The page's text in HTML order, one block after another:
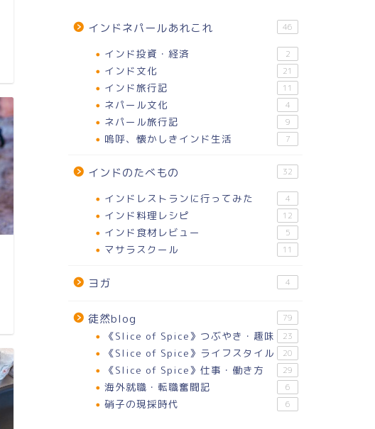
【パウバジ】ストリートで食べる絶
品インド流カレーパン｜インド料理
データベース#5
インド文化
注目の競争馬「ジャンタルマンタ
ル」、その名の由来はインドの世界
遺産だった【インドネタ】
02/04/2024
インドネパールあれこれ 46
インド投資・経済 2
インド文化 21
インド旅行記 11
ネパール文化 4
ネパール旅行記 9
嗚呼、懐かしきインド生活 7
インドのたべもの 32
インドレストランに行ってみた 4
インド料理レシピ 12
インド食材レビュー 5
マサラスクール 11
ヨガ 4
徒然blog 79
《Slice of Spice》つぶやき・趣味 23
《Slice of Spice》ライフスタイル 20
《Slice of Spice》仕事・働き方 29
海外就職・転職奮闘記 6
硝子の現採時代 6